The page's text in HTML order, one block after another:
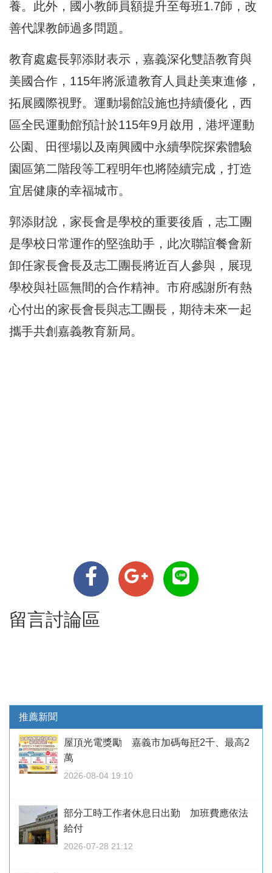
養。此外，國小教師員額提升至每班1.7師 ，改
善代課教師過多問題。
教育處處長郭添財表示，嘉義深化雙語教育與
美國合作，115年將派遣教育人員赴美東進修，
拓展國際視野。運動場館設施也持續優化，西
區全民運動館預計於115年9月啟用，港坪運動
公園、田徑場以及南興國中永續學院探索體驗
園區第二階段等工程明年也將陸續完成，打造
宜居健康的幸福城市。
郭添財說，家長會是學校的重要後盾，志工團
是學校日常運作的堅強助手，此次聯誼餐會新
卸任家長會長及志工團長將近百人參與，展現
學校與社區無間的合作精神。市府感謝所有熱
心付出的家長會長與志工團長，期待未來一起
攜手共創嘉義教育新局。
留言討論區
推薦新聞
屋頂光電獎勵 嘉義市加碼每瓩2千、最高2
萬
2026-08-04 19:10
部分工時工作者休息日出勤 加班費應依法
給付
2026-07-28 21:12